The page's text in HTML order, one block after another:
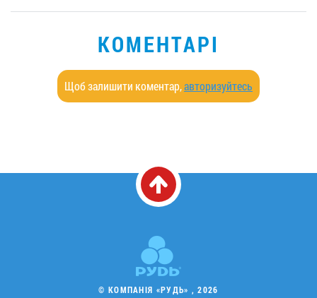
КОМЕНТАРІ
Щоб залишити коментар,авторизуйтесь
© КОМПАНІЯ «РУДЬ» , 2026